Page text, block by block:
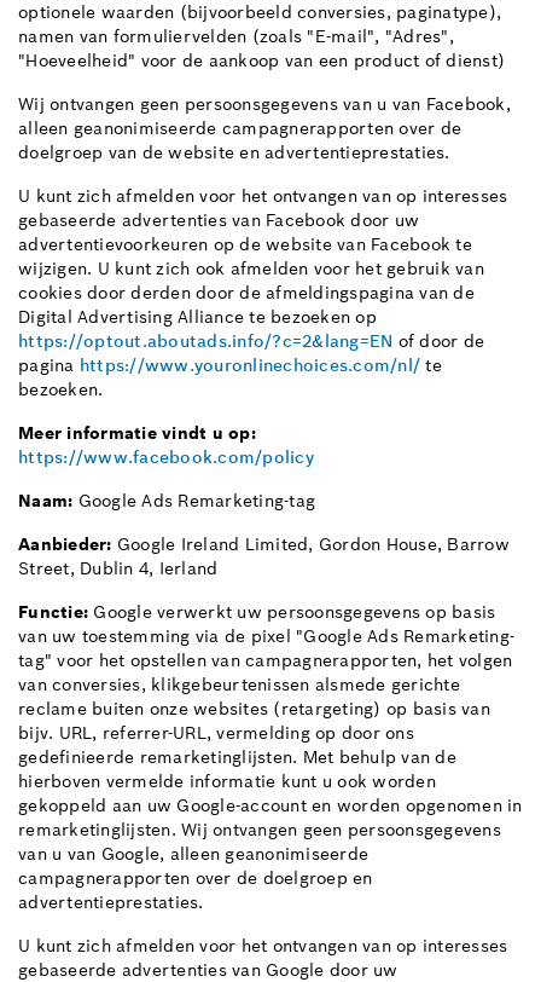
optionele waarden (bijvoorbeeld conversies, paginatype),
namen van formuliervelden (zoals "E-mail", "Adres",
"Hoeveelheid" voor de aankoop van een product of dienst)
Wij ontvangen geen persoonsgegevens van u van Facebook,
alleen geanonimiseerde campagnerapporten over de
doelgroep van de website en advertentieprestaties.
U kunt zich afmelden voor het ontvangen van op interesses
gebaseerde advertenties van Facebook door uw
advertentievoorkeuren op de website van Facebook te
wijzigen. U kunt zich ook afmelden voor het gebruik van
cookies door derden door de afmeldingspagina van de
Digital Advertising Alliance te bezoeken op
https://optout.aboutads.info/?c=2&lang=EN of door de
pagina https://www.youronlinechoices.com/nl/ te
bezoeken.
Meer informatie vindt u op:
https://www.facebook.com/policy
Naam: Google Ads Remarketing-tag
Aanbieder: Google Ireland Limited, Gordon House, Barrow
Street, Dublin 4, Ierland
Functie: Google verwerkt uw persoonsgegevens op basis
van uw toestemming via de pixel "Google Ads Remarketing-
tag" voor het opstellen van campagnerapporten, het volgen
van conversies, klikgebeurtenissen alsmede gerichte
reclame buiten onze websites (retargeting) op basis van
bijv. URL, referrer-URL, vermelding op door ons
gedefinieerde remarketinglijsten. Met behulp van de
hierboven vermelde informatie kunt u ook worden
gekoppeld aan uw Google-account en worden opgenomen in
remarketinglijsten. Wij ontvangen geen persoonsgegevens
van u van Google, alleen geanonimiseerde
campagnerapporten over de doelgroep en
advertentieprestaties.
U kunt zich afmelden voor het ontvangen van op interesses
gebaseerde advertenties van Google door uw